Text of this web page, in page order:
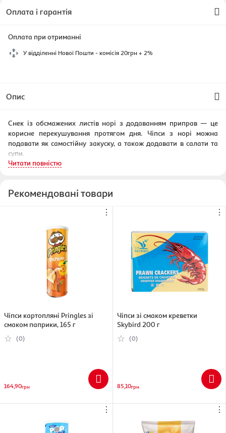
Оплата і гарантія
Оплата при отриманні
У відділенні Нової Пошти - комісія 20грн + 2%
Опис
Снек із обсмажених листів норі з додаванням приправ — це
корисне перекушування протягом дня. Чіпси з норі можна
подавати як самостійну закуску, а також додавати в салати та
супи.
Упаковка:вакумна.
при температурі від +1°C до +25°C.
Харчова та енергетична цінність на 100 г:
Калорійність: 566 ккал.
Жири: 35.1 г.
Вуглеводи: 25.1 г.
Читати повністю
Рекомендовані товари
⋮
Чіпси картопляні Pringles зі
смаком паприки, 165 г
(0)
164,90грн
⋮
Чіпси зі смаком креветки
Skybird 200 г
(0)
85,10грн
⋮ ⋮